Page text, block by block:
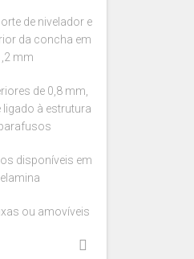
de nivelador e
da concha em
mm
de 0,8 mm,
ligado à estrutura
disponíveis em
ou amovíveis